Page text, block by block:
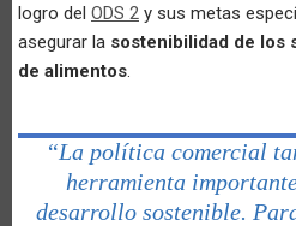
logro del ODS 2 y sus metas
asegurar la sostenibilidad de los
de alimentos.
“La política comercial
herramienta
desarrollo sostenible.